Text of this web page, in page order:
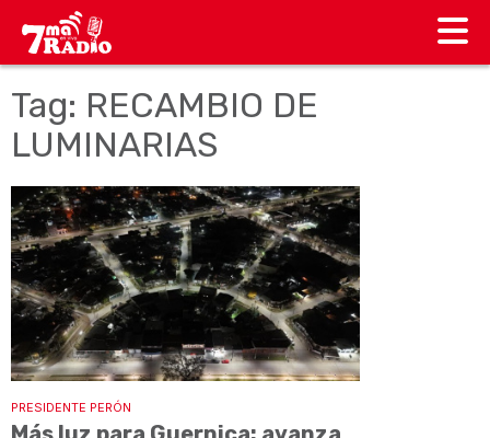
Tag: RECAMBIO DE
LUMINARIAS
PRESIDENTE PERÓN